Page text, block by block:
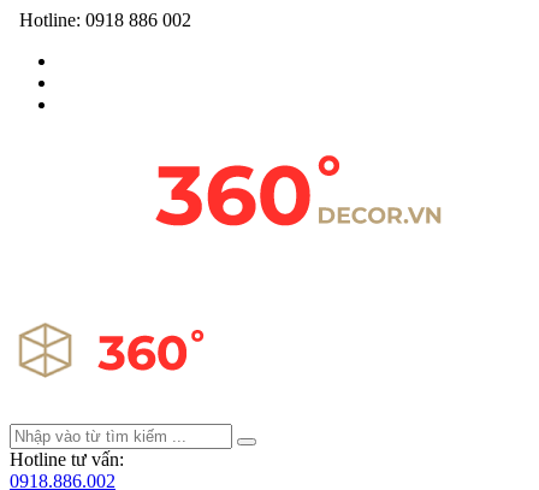
Hotline: 0918 886 002
Hotline tư vấn:
0918.886.002